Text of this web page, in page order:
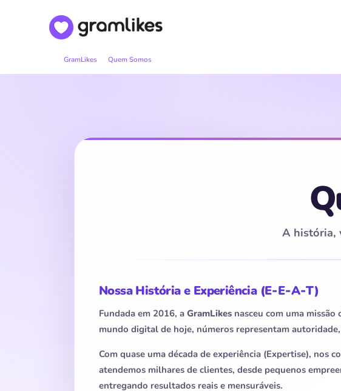
GramLikes Quem Somos
A história,
Nossa História e Experiência (E‑E‑A‑T)
Fundada em 2016, a GramLikes nasceu com uma
mundo digital de hoje, números representam
Com quase uma década de experiência (Expertise), nos
atendemos milhares de clientes, desde pequenos
entregando resultados reais e mensuráveis.